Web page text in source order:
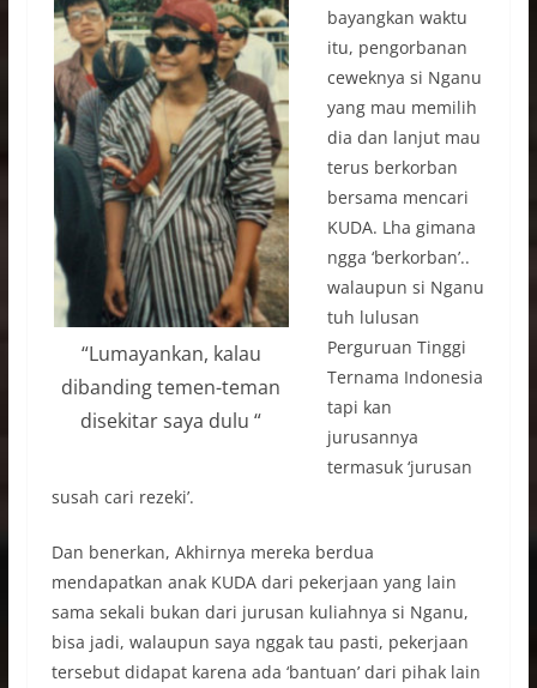
“Lumayankan, kalau
dibanding temen-teman
disekitar saya dulu “
bayangkan waktu
itu, pengorbanan
ceweknya si Nganu
yang mau memilih
dia dan lanjut mau
terus berkorban
bersama mencari
KUDA. Lha gimana
ngga ‘berkorban’..
walaupun si Nganu
tuh lulusan
Perguruan Tinggi
Ternama Indonesia
tapi kan
jurusannya
termasuk ‘jurusan
susah cari rezeki’.
Dan benerkan, Akhirnya mereka berdua
mendapatkan anak KUDA dari pekerjaan yang lain
sama sekali bukan dari jurusan kuliahnya si Nganu,
bisa jadi, walaupun saya nggak tau pasti, pekerjaan
tersebut didapat karena ada ‘bantuan’ dari pihak lain